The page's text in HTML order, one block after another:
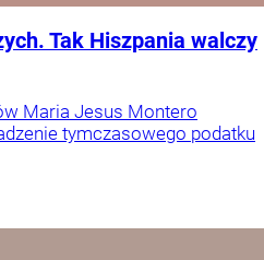
Tak Hiszpania walczy
Maria Jesus Montero
tymczasowego podatku